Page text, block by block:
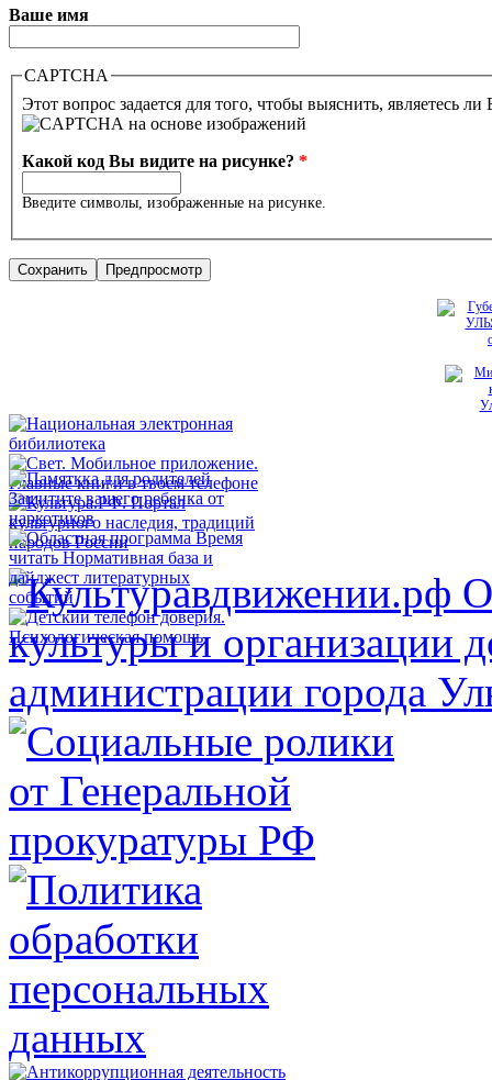
Ваше имя
CAPTCHA
Этот вопрос задается для того, чтобы выяснить, являетесь
Какой код Вы видите на рисунке? *
Введите символы, изображенные на рисунке.